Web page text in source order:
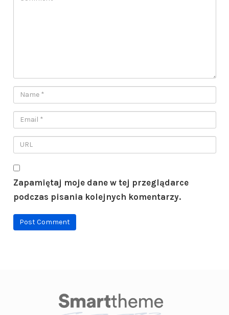
Zapamiętaj moje dane w tej przeglądarce
podczas pisania kolejnych komentarzy.